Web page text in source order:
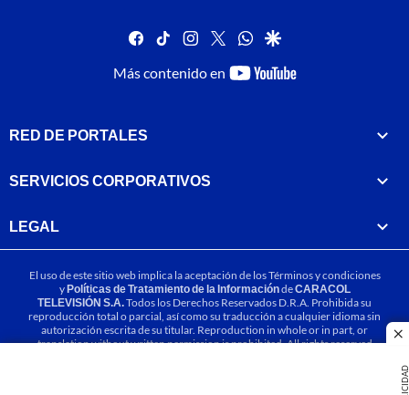
facebook
tiktok instagram
twitterwhatsapp
google
Más contenido en
youtube-
RED DE PORTALES
SERVICIOS CORPORATIVOS
LEGAL
El uso de este sitio web implica la aceptación de losTérminos y condiciones
yPolíticas de Tratamiento de la InformacióndeCARACOL
TELEVISIÓN S.A.Todos los Derechos Reservados D.R.A. Prohibida su
reproducción total o parcial, así como su traducción a cualquier idioma sin
autorización escrita de su titular. Reproduction in whole or in part, or
translation without written permission is prohibited. All rights reserved